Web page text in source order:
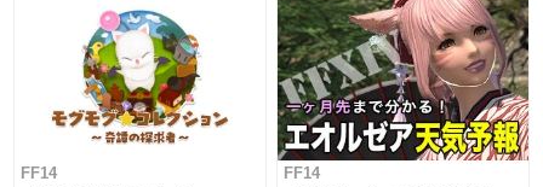
FF14 FF14